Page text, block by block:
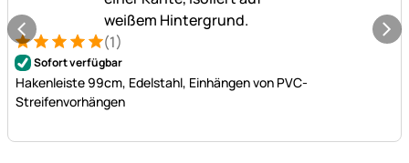
Bewertung: 5 von 5 (1 Bewertungen)
1 Bewertung (1)
Sofort verfügbar
Hakenleiste 99cm, Edelstahl, Einhängen von PVC-
Streifenvorhängen